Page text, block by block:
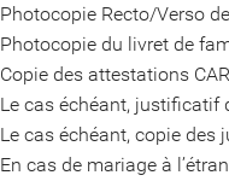
Photocopie Recto/Verso
Photocopie du livret de
Copie des attestations
Le cas échéant, justificatif
Le cas échéant, copie des
En cas de mariage à